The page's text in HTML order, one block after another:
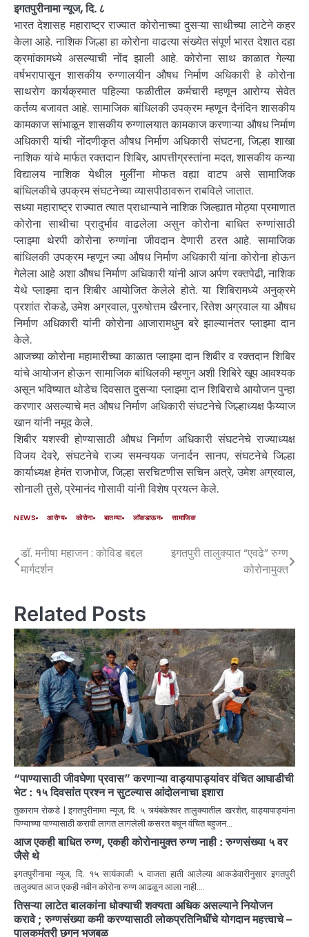
इगतपुरीनामा न्यूज, दि. ८
भारत देशासह महाराष्ट्र राज्यात कोरोनाच्या दुसऱ्या साथीच्या लाटेने कहर
केला आहे. नाशिक जिल्हा हा कोरोना वाढत्या संख्येत संपूर्ण भारत देशात दहा
क्रमांकामध्ये असल्याची नोंद झाली आहे. कोरोना साथ काळात गेल्या
वर्षभरापासून शासकीय रुग्णालयीन औषध निर्माण अधिकारी हे कोरोना
साथरोग कार्यक्रमात पहिल्या फळीतील कर्मचारी म्हणून आरोग्य सेवेत
कर्तव्य बजावत आहे. सामाजिक बांधिलकी उपक्रम म्हणून दैनंदिन शासकीय
कामकाज सांभाळून शासकीय रुग्णालयात कामकाज करणाऱ्या औषध निर्माण
अधिकारी यांची नोंदणीकृत औषध निर्माण अधिकारी संघटना, जिल्हा शाखा
नाशिक यांचे मार्फत रक्तदान शिबिर, आपत्तीग्रस्तांना मदत, शासकीय कन्या
विद्यालय नाशिक येथील मुलींना मोफत वह्या वाटप असे सामाजिक
बांधिलकीचे उपक्रम संघटनेच्या व्यासपीठावरून राबविले जातात.
सध्या महाराष्ट्र राज्यात त्यात प्राधान्याने नाशिक जिल्ह्यात मोठ्या प्रमाणात
कोरोना साथीचा प्रादुर्भाव वाढलेला असुन कोरोना बाधित रुग्णांसाठी
प्लाझ्मा थेरपी कोरोना रुग्णांना जीवदान देणारी ठरत आहे. सामाजिक
बांधिलकी उपक्रम म्हणून ज्या औषध निर्माण अधिकारी यांना कोरोना होऊन
गेलेला आहे अशा औषध निर्माण अधिकारी यांनी आज अर्पण रक्तपेढी, नाशिक
येथे प्लाझ्मा दान शिबीर आयोजित केलेले होते. या शिबिरामध्ये अनुक्रमे
प्रशांत रोकडे, उमेश अग्रवाल, पुरुषोत्तम खैरनार, रितेश अग्रवाल या औषध
निर्माण अधिकारी यांनी कोरोना आजारामधुन बरे झाल्यानंतर प्लाझ्मा दान
केले.
आजच्या कोरोना महामारीच्या काळात प्लाझ्मा दान शिबीर व रक्तदान शिबिर
यांचे आयोजन होऊन सामाजिक बांधिलकी म्हणुन अशी शिबिरे खूप आवश्यक
असून भविष्यात थोडेच दिवसात दुसऱ्या प्लाझ्मा दान शिबिराचे आयोजन पुन्हा
करणार असल्याचे मत औषध निर्माण अधिकारी संघटनेचे जिल्हाध्यक्ष फैय्याज
खान यांनी नमूद केले.
शिबीर यशस्वी होण्यासाठी औषध निर्माण अधिकारी संघटनेचे राज्याध्यक्ष
विजय देवरे, संघटनेचे राज्य समन्वयक जनार्दन सानप, संघटनेचे जिल्हा
कार्याध्यक्ष हेमंत राजभोज, जिल्हा सरचिटणीस सचिन अत्रे, उमेश अग्रवाल,
सोनाली तुसे, प्रेमानंद गोसावी यांनी विशेष प्रयत्न केले.
NEWS आरोग्य कोरोना बातम्या लॉकडाऊन सामाजिक
डॉ. मनीषा महाजन : कोविड बद्दल
मार्गदर्शन
इगतपुरी तालुक्यात “एवढे” रुग्ण
कोरोनामुक्त
Related Posts
“पाण्यासाठी जीवघेणा प्रवास” करणाऱ्या वाड्यापाड्यांवर वंचित आघाडीची
भेट : १५ दिवसांत प्रश्न न सुटल्यास आंदोलनाचा इशारा
तुकाराम रोकडे | इगतपुरीनामा न्यूज, दि. ५ त्र्यंबकेश्वर तालुक्यातील खरशेत, वाड्यापाड्यांना
पिण्याच्या पाण्यासाठी करावी लागत लागलेली कसरत बघून वंचित बहुजन…
आज एकही बाधित रुग्ण, एकही कोरोनामुक्त रुग्ण नाही : रुग्णसंख्या ५ वर
जैसे थे
इगतपुरीनामा न्यूज, दि. १५ सायंकाळी ५ वाजता हाती आलेल्या आकडेवारीनुसार इगतपुरी
तालुक्यात आज एकही नवीन कोरोना रुग्ण आढळून आला नाही.…
तिसऱ्या लाटेत बालकांना धोक्याची शक्यता अधिक असल्याने नियोजन
करावे ; रुग्णसंख्या कमी करण्यासाठी लोकप्रतिनिधींचे योगदान महत्त्वाचे –
पालकमंत्री छगन भुजबळ